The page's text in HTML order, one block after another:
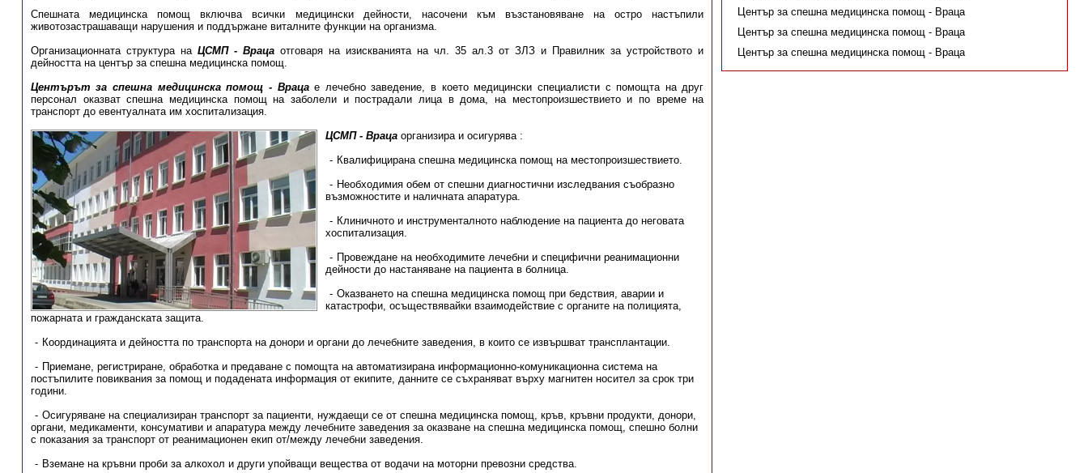
Спешната медицинска помощ включва всички медицински дейности, насочени към възстановяване на остро настъпили
животозастрашаващи нарушения и поддържане виталните функции на организма.
Организационната структура на ЦСМП - Враца отговаря на изискванията на чл. 35 ал.3 от ЗЛЗ и Правилник за устройството и
дейността на център за спешна медицинска помощ.
Центърът за спешна медицинска помощ - Врацае лечебно заведение, в което медицински специалисти с помощта на друг
персонал оказват спешна медицинска помощ на заболели и пострадали лица в дома, на местопроизшествието и по време на
транспорт до евентуалната им хоспитализация.
ЦСМП - Врацаорганизира и осигурява :
Квалифицирана спешна медицинска помощ на местопроизшествието.
Необходимия обем от спешни диагностични изследвания съобразно
възможностите и наличната апаратура.
Клиничното и инструменталното наблюдение на пациента до неговата
хоспитализация.
Провеждане на необходимите лечебни и специфични реанимационни
дейности до настаняване на пациента в болница.
Оказването на спешна медицинска помощ при бедствия, аварии и
катастрофи, осъществявайки взаимодействие с органите на полицията,
пожарната и гражданската защита.
Координацията и дейността по транспорта на донори и органи до лечебните заведения, в които се извършват трансплантации.
Приемане, регистриране, обработка и предаване с помощта на автоматизирана информационно-комуникационна система на
постъпилите повиквания за помощ и подадената информация от екипите, данните се съхраняват върху магнитен носител за срок три
години.
Осигуряване на специализиран транспорт за пациенти, нуждаещи се от спешна медицинска помощ, кръв, кръвни продукти, донори,
органи, медикаменти, консумативи и апаратура между лечебните заведения за оказване на спешна медицинска помощ, спешно болни
с показания за транспорт от реанимационен екип от/между лечебни заведения.
Вземане на кръвни проби за алкохол и други упойващи вещества от водачи на моторни превозни средства.
Център за спешна медицинска помощ - Враца
Център за спешна медицинска помощ - Враца
Център за спешна медицинска помощ - Враца